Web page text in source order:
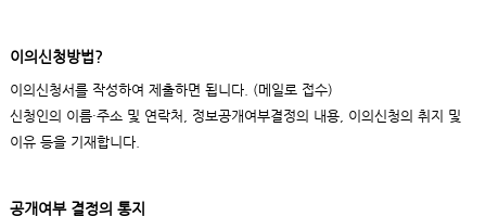
이의신청방법?
이의신청서를 작성하여 제출하면 됩니다. (메일로 접수)
신청인의 이름·주소 및 연락처, 정보공개여부결정의 내용, 이의신청의 취지 및
이유 등을 기재합니다.
공개여부 결정의 통지